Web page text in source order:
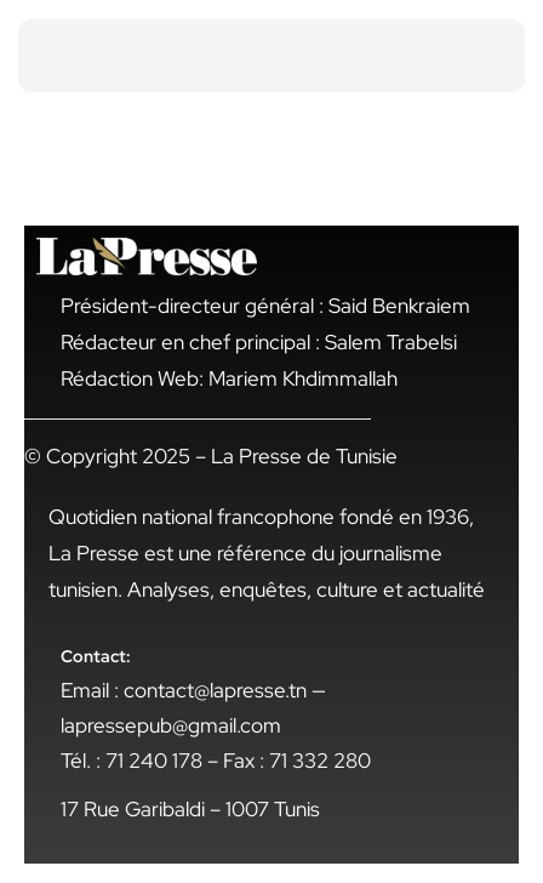
Président-directeur général : Said Benkraiem
Rédacteur en chef principal : Salem Trabelsi
Rédaction Web: Mariem Khdimmallah
© Copyright 2025 – La Presse de Tunisie
Quotidien national francophone fondé en 1936,
La Presse est une référence du journalisme
tunisien. Analyses, enquêtes, culture et actualité
Contact:
Email : contact@lapresse.tn —
lapressepub@gmail.com
Tél. : 71 240 178 – Fax : 71 332 280
17 Rue Garibaldi – 1007 Tunis